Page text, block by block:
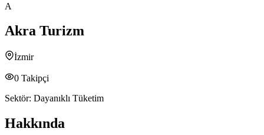
A
Akra Turizm
İzmir
0 Takipçi
Sektör: Dayanıklı Tüketim
Hakkında